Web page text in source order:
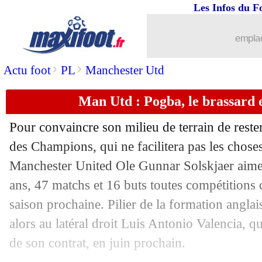
Actu foot> PL > Manchester Utd
Les Infos du
Man Utd : Pogba, le brassard
Pour convaincre son milieu de terrain de
des Champions, qui ne facilitera pas les
Manchester United Ole Gunnar Solskjaer
ans, 47 matchs et 16 buts toutes compétitions
saison prochaine. Pilier de la formation
alors au latéral droit Luis Antonio Valencia,
de son contrat, en juin prochain.
Ghana : Asamoah Gyan fait machine
22/05 PSG: le Real va bien s'attaquer à
22/05 EdF (Espoirs): la liste pour l'Euro !
22/05 Lyon: Genesio, le coup de gueule de
22/05 Real : Ronaldo revient à la charge
22/05 CAN 2019 : Imbula dit oui à la RDC !
22/05 C3: des étudiants joueront le tour